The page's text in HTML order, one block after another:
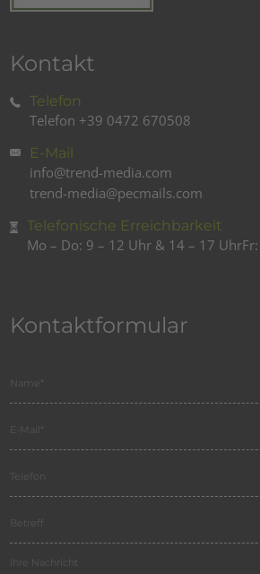
Kontakt
Telefon
Telefon +39 0472 670508
E-Mail
info@trend-media.com
trend-media@pecmails.com
Telefonische Erreichbarkeit
Mo – Do: 9 – 12 Uhr & 14 – 17 Uhr
Kontaktformular